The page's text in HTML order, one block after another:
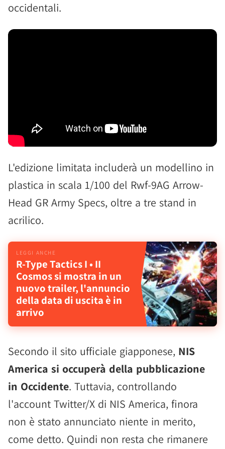
occidentali.
L'edizione limitata includerà un modellino in
plastica in scala 1/100 del Rwf-9AG Arrow-
Head GR Army Specs, oltre a tre stand in
acrilico.
R-Type Tactics I • II
Cosmos si mostra in un
nuovo trailer, l'annuncio
della data di uscita è in
arrivo
Secondo il sito ufficiale giapponese, NIS
America si occuperà della pubblicazione
in Occidente. Tuttavia, controllando
l'account Twitter/X di NIS America, finora
non è stato annunciato niente in merito,
come detto. Quindi non resta che rimanere